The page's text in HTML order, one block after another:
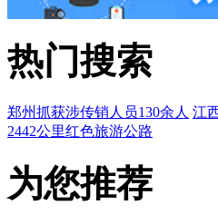
热门搜索
郑州抓获涉传销人员130余人 江
2442公里红色旅游公路
为您推荐